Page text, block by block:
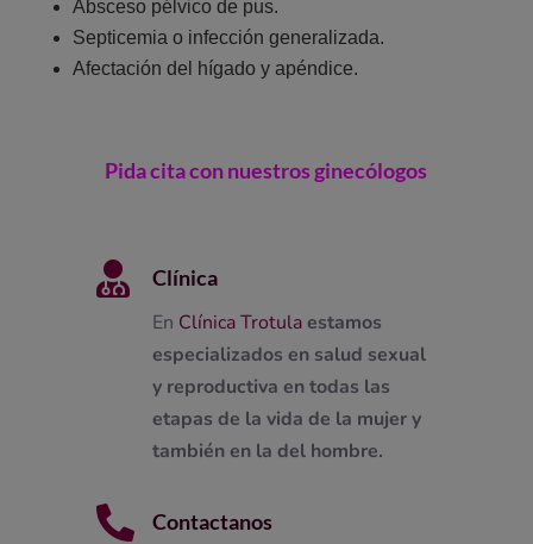
Absceso pélvico de pus.
Septicemia o infección generalizada.
Afectación del hígado y apéndice.
Pida cita con nuestros ginecólogos

Clínica
En Clínica Trotulaestamos
especializados en salud sexual
y reproductiva en todas las
etapas de la vida de la mujer y
también en la del hombre.

Contactanos